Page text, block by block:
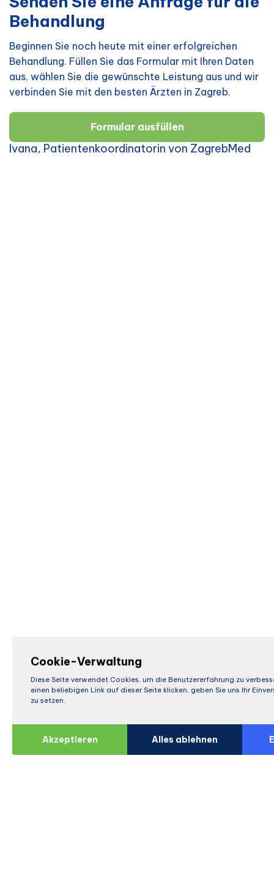
Behandlung
Beginnen Sie noch heute mit einer erfolgreichen
Behandlung. Füllen Sie das Formular mit Ihren Daten
aus, wählen Sie die gewünschte Leistung aus und wir
verbinden Sie mit den besten Ärzten in Zagreb.
Formular ausfüllen
Ivana, Patientenkoordinatorin von ZagrebMed
Cookie-Verwaltung
Diese Seite verwendet Cookies, um die Benutzererfahrung zu
einen beliebigen Link auf dieser Seite klicken, geben Sie uns Ihr
zu setzen.
Akzeptieren Alles ablehnen